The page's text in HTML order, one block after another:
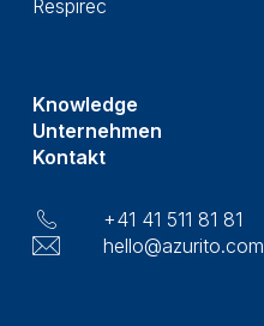
Respirec
Knowledge
Unternehmen
Kontakt
+41 41 511 81 81
hello@azurito.com